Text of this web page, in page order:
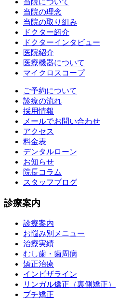
当院について
当院の理念
当院の取り組み
ドクター紹介
ドクターインタビュー
医院紹介
医療機器について
マイクロスコープ
ご予約について
診療の流れ
採用情報
メールでお問い合わせ
アクセス
料金表
デンタルローン
お知らせ
院長コラム
スタッフブログ
診療案内
診療案内
お悩み別メニュー
治療実績
むし歯・歯周病
矯正治療
インビザライン
リンガル矯正（裏側矯正）
プチ矯正